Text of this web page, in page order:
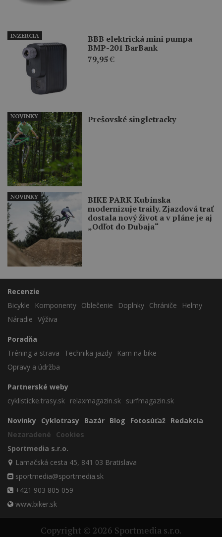
BBB elektrická mini pumpa
BMP-201 BarBank
79,95€
INZERCIA
Prešovské singletracky
NOVINKY
BIKE PARK Kubínska
modernizuje traily. Zjazdová trať
dostala nový život a v pláne je aj
„Odľot do Dubaja“
NOVINKY
Recenzie
Bicykle
Komponenty Oblečenie Doplnky Chrániče
Helmy
Náradie Výživa
Poradňa
Tréning a strava
Technika jazdy
Kam na bike
Opravy a údržba
Partnerské weby
cyklisticke.trasy.sk relaxmagazin.sk surfmagazin.sk
Novinky Cyklotrasy Bazár Blog Fotosúťaž Redakcia
Nezaradené
Cookies
Sportmedia s.r.o.
Lamačská cesta 45, 841 03 Bratislava
sportmedia@sportmedia.sk
+421 903 805 059
www.biker.sk
Copyright © 2026 Sportmedia s.r.o.